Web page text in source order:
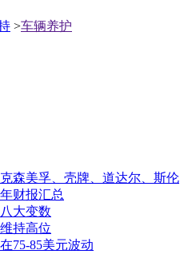
>车辆养护
森美孚、壳牌、道达尔、斯伦
财报汇总
大变数
持高位
75-85美元波动